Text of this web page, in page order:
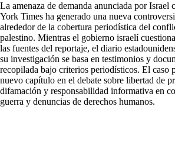
La amenaza de demanda anunciada por Israel
York Times ha generado una nueva
alrededor de la cobertura periodística del
palestino. Mientras el gobierno israelí
las fuentes del reportaje, el diario
su investigación se basa en testimonios y
recopilada bajo criterios periodísticos. El caso
nuevo capítulo en el debate sobre libertad de
difamación y responsabilidad informativa en
guerra y denuncias de derechos humanos.